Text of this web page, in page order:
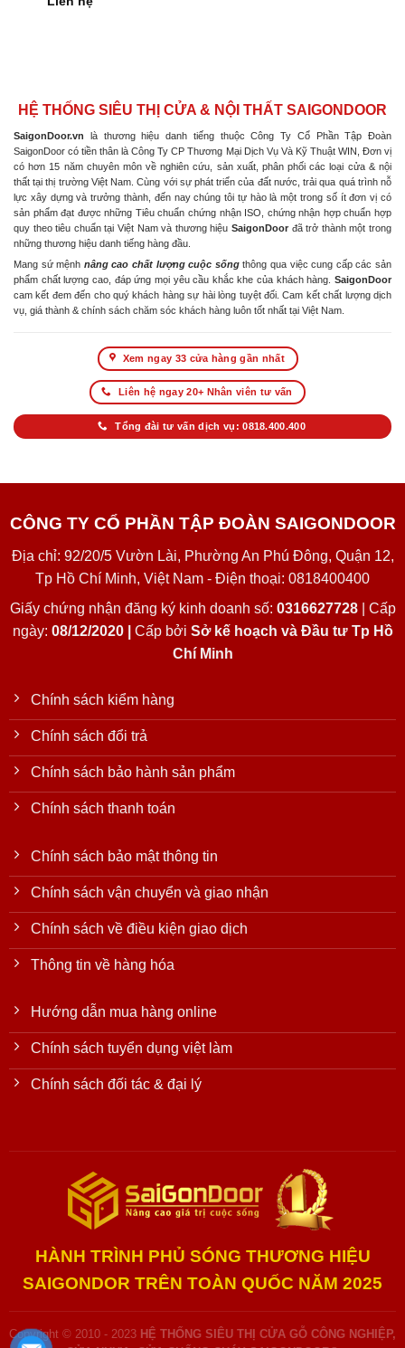
HỆ THỐNG SIÊU THỊ CỬA & NỘI THẤT SAIGONDOOR
SaigonDoor.vn là thương hiệu danh tiếng thuộc Công Ty Cổ Phần Tập Đoàn
SaigonDoor có tiền thân là Công Ty CP Thương Mại Dịch Vụ Và Kỹ Thuật WIN, Đơn vị
có hơn 15 năm chuyên môn về nghiên cứu, sản xuất, phân phối các loại cửa & nội
thất tại thị trường Việt Nam. Cùng với sự phát triển của đất nước, trải qua quá trình nỗ
lực xây dựng và trưởng thành, đến nay chúng tôi tự hào là một trong số ít đơn vị có
sản phẩm đạt được những Tiêu chuẩn chứng nhận ISO, chứng nhận hợp chuẩn hợp
quy theo tiêu chuẩn tại Việt Nam và thương hiệu SaigonDoor đã trở thành một trong
những thương hiệu danh tiếng hàng đầu.
Mang sứ mệnh nâng cao chất lượng cuộc sốngthông qua việc cung cấp các sản
phẩm chất lượng cao, đáp ứng mọi yêu cầu khắc khe của khách hàng. SaigonDoor
cam kết đem đến cho quý khách hàng sự hài lòng tuyệt đối. Cam kết chất lượng dịch
vụ, giá thành & chính sách chăm sóc khách hàng luôn tốt nhất tại Việt Nam.
Xem ngay 33 cửa hàng gần nhất
Liên hệ ngay 20+ Nhân viên tư vấn
Tổng đài tư vấn dịch vụ: 0818.400.400
CÔNG TY CỔ PHẦN TẬP ĐOÀN SAIGONDOOR
Địa chỉ: 92/20/5 Vườn Lài, Phường An Phú Đông, Quận 12,
Tp Hồ Chí Minh, Việt Nam - Điện thoại: 0818400400
Giấy chứng nhận đăng ký kinh doanh số: 0316627728| Cấp
ngày: 08/12/2020 | Cấp bởi Sở kế hoạch và Đầu tư Tp Hồ
Chí Minh
Chính sách kiểm hàng
Chính sách đổi trả
Chính sách bảo hành sản phẩm
Chính sách thanh toán
Chính sách bảo mật thông tin
Chính sách vận chuyển và giao nhận
Chính sách về điều kiện giao dịch
Thông tin về hàng hóa
Hướng dẫn mua hàng online
Chính sách tuyển dụng việt làm
Chính sách đối tác & đại lý
HÀNH TRÌNH PHỦ SÓNG THƯƠNG HIỆU
SAIGONDOR TRÊN TOÀN QUỐC NĂM 2025
Copyright © 2010 - 2023 HỆ THỐNG SIÊU THỊ CỬA GỖ CÔNG NGHIỆP,